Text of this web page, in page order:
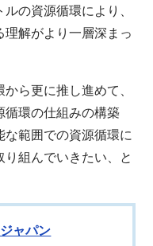
の資源循環により、
解がより一層深まっ
ら更に推し進めて、
循環の仕組みの構築
範囲での資源循環に
組んでいきたい、と
ャパン